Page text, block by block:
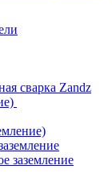
сварка Zandz
заземление